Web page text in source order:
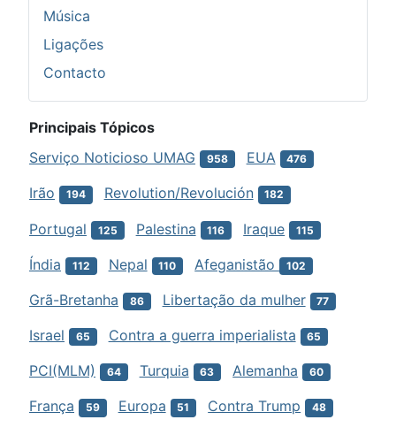
Música
Ligações
Contacto
Principais Tópicos
Serviço Noticioso UMAG
958 EUA 476
Irão 194 Revolution/Revolución 182
Portugal 125 Palestina 116 Iraque 115
Índia 112 Nepal 110 Afeganistão 102
Grã-Bretanha 86 Libertação da mulher 77
Israel 65 Contra a guerra imperialista 65
PCI(MLM) 64 Turquia 63 Alemanha 60
França 59 Europa 51 Contra Trump 48